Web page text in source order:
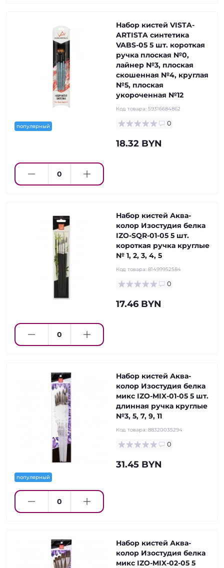
популярный
Набор кистей VISTA-
ARTISTA синтетика
VABS-05 5 шт. короткая
ручка плоская №0,
лайнер №3, плоская
скошенная №4, круглая
№5, плоская
укороченная №12
Код товара: 59316684862
0
18.32 BYN
Набор кистей Аква-
колор Изостудия белка
IZO-SQR-01-05 5 шт.
короткая ручка круглые
№ 1, 2, 3, 4, 5
Код товара: 81499952584
0
17.46 BYN
популярный
Набор кистей Аква-
колор Изостудия белка
микс IZO-MIX-01-05 5 шт.
длинная ручка круглые
№3, 5, 7, 9, 11
Код товара: 88320035294
0
31.45 BYN
Набор кистей Аква-
колор Изостудия белка
микс IZO-MIX-02-05 5